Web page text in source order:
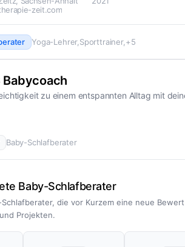
zeit.com
Yoga-Lehrer Sporttrainer +5
Babycoach
zu einem entspannten Alltag mit
Baby-Schlafberater
Baby-Schlafberater
die vor Kurzem eine neue
Projekten.